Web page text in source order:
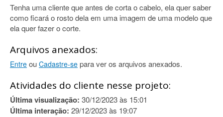
Tenha uma cliente que antes de corta o cabelo, ela quer saber
como ficará o rosto dela em uma imagem de uma modelo que
ela quer fazer o corte.
Arquivos anexados:
Entre ou Cadastre-se para ver os arquivos anexados.
Atividades do cliente nesse projeto:
Última visualização: 30/12/2023 às 15:01
Última interação: 29/12/2023 às 19:07